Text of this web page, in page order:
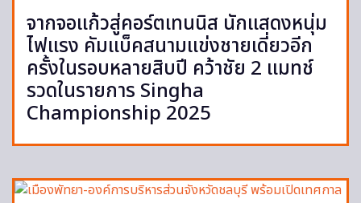
จากจอแก้วสู่คอร์ตเทนนิส นักแสดงหนุ่ม
ไฟแรง คัมแบ็คสนามแข่งชายเดี่ยวอีก
ครั้งในรอบหลายสิบปี คว้าชัย 2 แมทช์
รวดในรายการ Singha
Championship 2025